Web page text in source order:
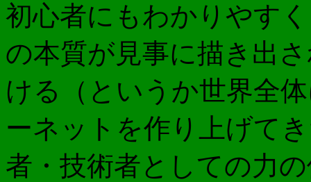
初心者にもわかりやす
の本質が見事に描き出
ける（というか世界全
ーネットを作り上げて
者・技術者としての力